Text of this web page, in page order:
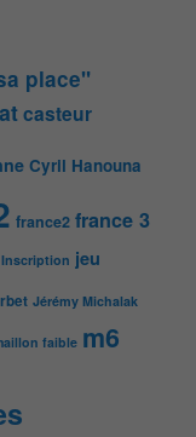
place"
casteur
Cyril Hanouna
france2 france 3
Inscription jeu
Jérémy Michalak
faible m6